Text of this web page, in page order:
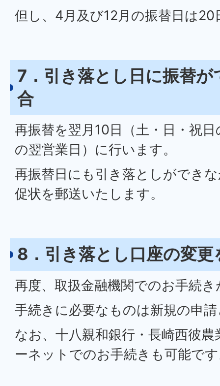
但し、4月及び12月の振替日は
7．引き落とし日に振替
合
再振替を翌月10日（土・日・祝
の翌営業日）に行います。
再振替日にも引き落としができ
促状を郵送いたします。
8．引き落とし口座の変更
再度、取扱金融機関でのお手続
手続きに必要なものは新規の申
なお、十八親和銀行・長崎西彼
ーネットでのお手続きも可能で